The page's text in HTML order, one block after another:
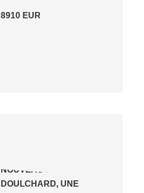
8910 EUR
NOUVEAU RARE A SAINT
DOULCHARD, UNE